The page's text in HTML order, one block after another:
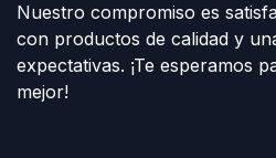
Nuestro compromiso es
con productos de calidad y
expectativas. ¡Te esperamos
mejor!